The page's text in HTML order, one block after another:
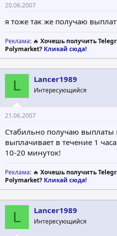
20.06.2007
я тоже так же получаю
Реклама: 🔥 Хочешь получить
Polymarket? Кликай сюда!
L Lancer1989
Интересующийся
21.06.2007
Стабильно получаю
выплачивает в течение 1
10-20 минуток!
Реклама: 🔥 Хочешь получить
Polymarket? Кликай сюда!
L Lancer1989
Интересующийся